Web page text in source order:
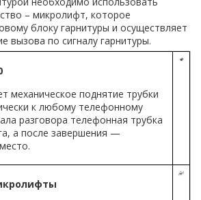
– микролифт, которое
блоку гарнитуры и осуществляет
вызова по сигналу гарнитуры.
механическое поднятие трубки
к любому телефонному
разговора телефонная трубка
а после завершения —